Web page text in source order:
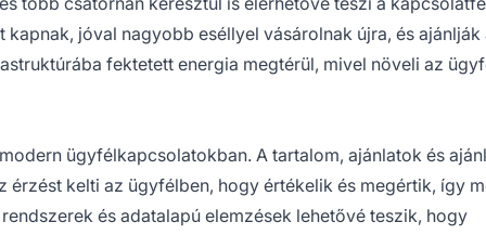
jóval nagyobb eséllyel vásárolnak újra, és ajánlják
fektetett energia megtérül, mivel növeli az
ügyfélkapcsolatokban. A tartalom, ajánlatok és
érzést kelti az ügyfélben, hogy értékelik és megértik, így
és adatalapú elemzések lehetővé teszik, hogy